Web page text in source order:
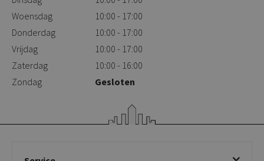
Woensdag
10:00 - 17:00
Donderdag
10:00 - 17:00
Vrijdag
10:00 - 17:00
Zaterdag
10:00 - 16:00
Zondag
Gesloten